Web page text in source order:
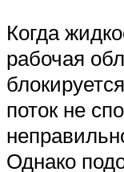
Когда
рабочая
поток не
Однако